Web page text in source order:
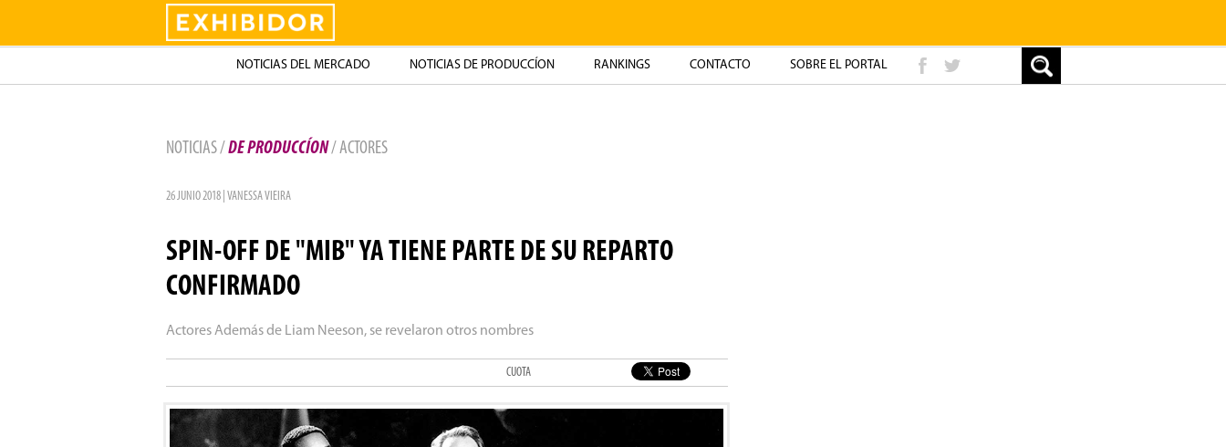
Exhibidor
NOTICIAS DEL MERCADO NOTICIAS DE PRODUCCÍON RANKINGS CONTACTO SOBRE EL PORTAL
NOTICIAS / DE PRODUCCÍON/ ACTORES
26 JUNIO 2018 | VANESSA VIEIRA
SPIN-OFF DE "MIB" YA TIENE PARTE DE SU REPARTO
CONFIRMADO
Actores Además de Liam Neeson, se revelaron otros nombres
CUOTA